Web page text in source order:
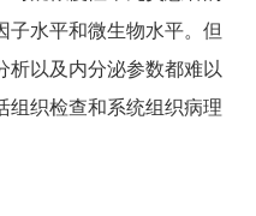
水平和微生物水平。但
析以及内分泌参数都难以
组织检查和系统组织病理